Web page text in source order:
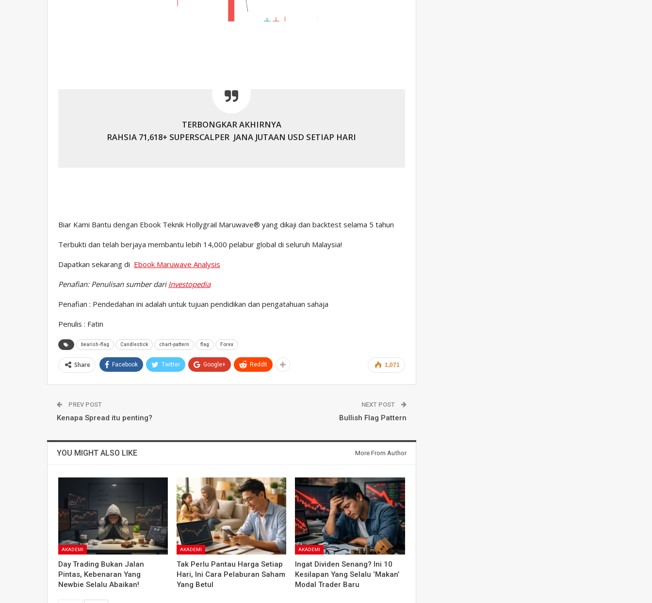
TERBONGKAR AKHIRNYA
RAHSIA 71,618+ SUPERSCALPER JANA JUTAAN USD SETIAP HARI
Biar Kami Bantu dengan Ebook Teknik Hollygrail Maruwave®️ yang dikaji dan backtest selama 5 tahun
Terbukti dan telah berjaya membantu lebih 14,000 pelabur global di seluruh Malaysia!
Dapatkan sekarang di Ebook Maruwave Analysis
Penafian: Penulisan sumber dariInvestopedia
Penafian : Pendedahan ini adalah untuk tujuan pendidikan dan pengatahuan sahaja
Penulis : Fatin
bearish-flag Candlestick chart-pattern flag Forex
1,071
Share Facebook Twitter Google+ ReddIt
PREV POST
Kenapa Spread itu penting?
NEXT POST
Bullish Flag Pattern
YOU MIGHT ALSO LIKE More From Author
AKADEMI
Day Trading Bukan Jalan
Pintas, Kebenaran Yang
Newbie Selalu Abaikan!
AKADEMI
Tak Perlu Pantau Harga Setiap
Hari, Ini Cara Pelaburan Saham
Yang Betul
AKADEMI
Ingat Dividen Senang? Ini 10
Kesilapan Yang Selalu ‘Makan’
Modal Trader Baru